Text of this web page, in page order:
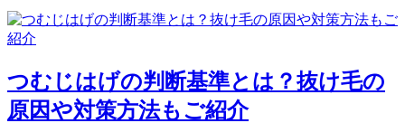
つむじはげの判断基準とは？抜け毛の
原因や対策方法もご紹介